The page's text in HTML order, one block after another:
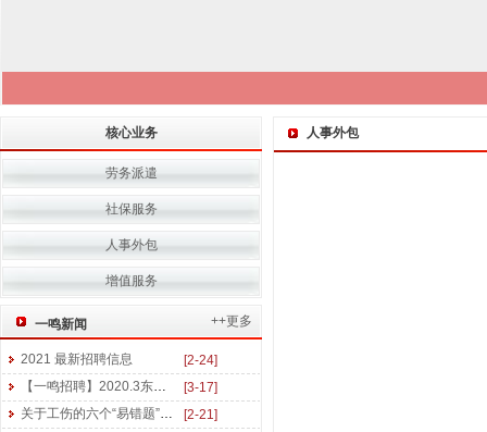
核心业务
劳务派遣
社保服务
人事外包
增值服务
一鸣新闻 ++更多
2021 最新招聘信息
[2-24]
【一鸣招聘】2020.3东三省医药及美妆行业招聘信息
[3-17]
关于工伤的六个“易错题”，你能答对几个？
[2-21]
人事外包